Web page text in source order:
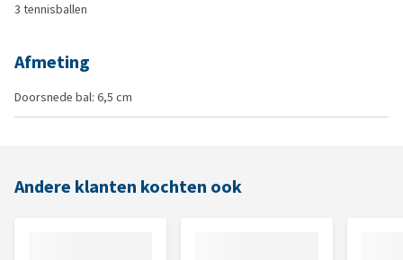
3 tennisballen
Afmeting
Doorsnede bal: 6,5 cm
Andere klanten kochten ook